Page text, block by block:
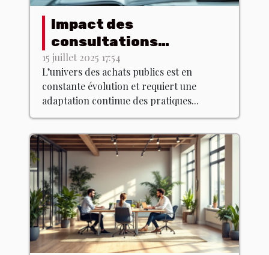
Impact des
consultations
professionnelles sur la
gestion des achats
publics
15 juillet 2025 17:54
L’univers des achats publics est en
constante évolution et requiert une
adaptation continue des pratiques...